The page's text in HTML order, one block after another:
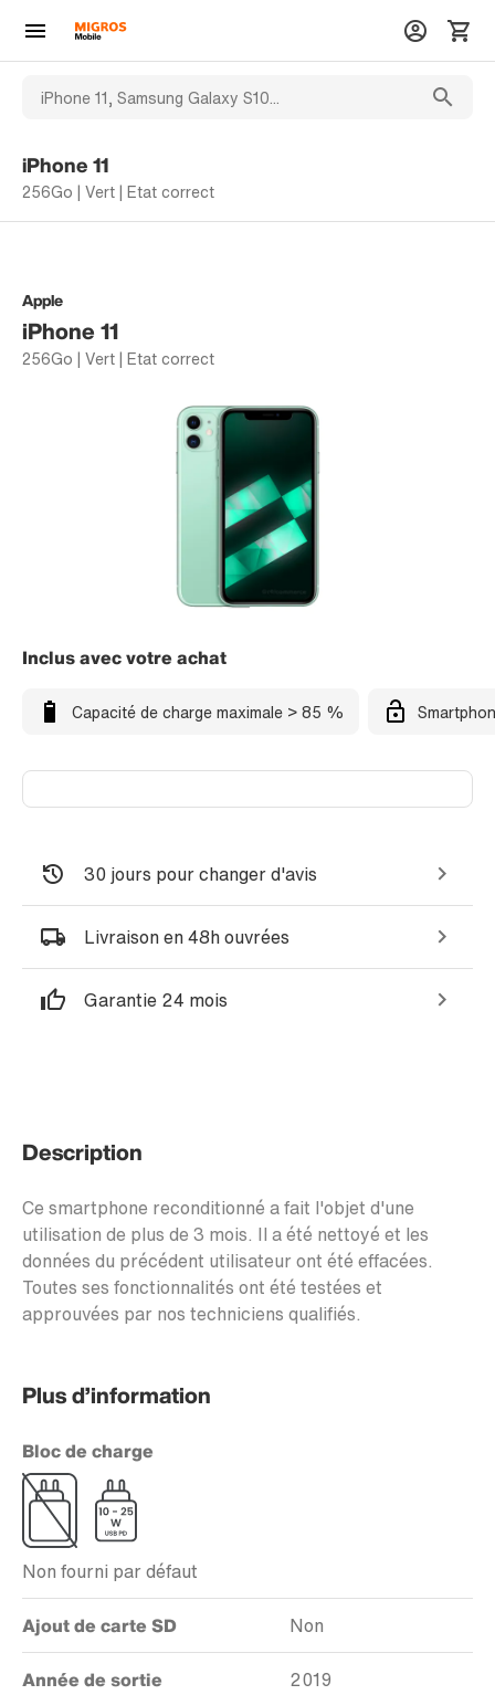
iPhone 11
256Go | Vert | Etat correct
Apple
iPhone 11
256Go | Vert | Etat correct
Inclus avec votre achat
Capacité de charge maximale > 85 %
30 jours pour changer d'avis
Livraison en 48h ouvrées
Garantie 24 mois
Description
Ce smartphone reconditionné a fait l'objet d'une
utilisation de plus de 3 mois. Il a été nettoyé et les
données du précédent utilisateur ont été effacées.
Toutes ses fonctionnalités ont été testées et
approuvées par nos techniciens qualifiés.
Plus d’information
Bloc de charge
Non fourni par défaut
Ajout de carte SD Non
Année de sortie 2019